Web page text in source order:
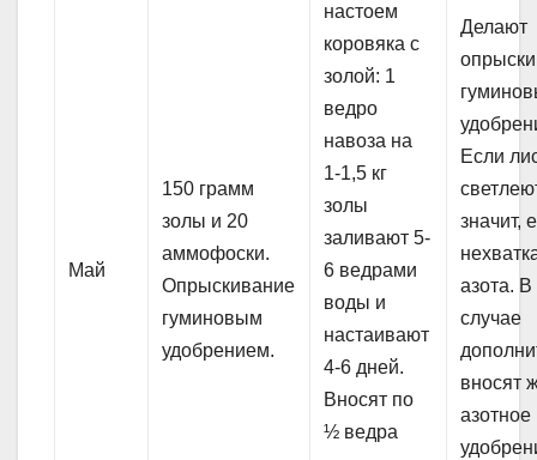
Май
150 грамм
золы и 20
аммофоски.
Опрыскивание
гуминовым
удобрением.
настоем
коровяка с
золой: 1
ведро
навоза на
1-1,5 кг
золы
заливают 5-
6 ведрами
воды и
настаивают
4-6 дней.
Вносят по
½ ведра
Делают
Если
значит,
азота. В
случае
вносят
азотное